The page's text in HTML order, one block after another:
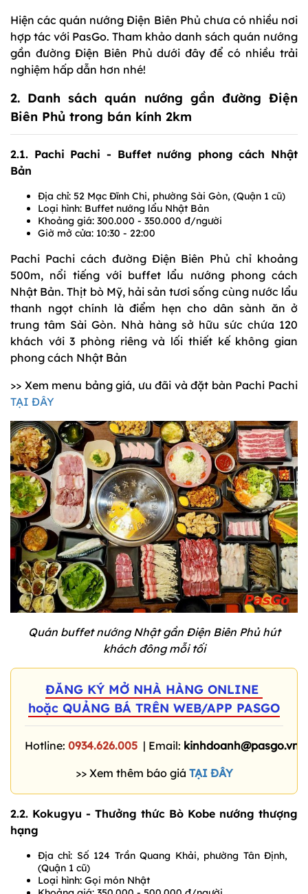
Hiện các quán nướng Điện Biên Phủ chưa có nhiều nơi
hợp tác với PasGo. Tham khảo danh sách quán nướng
gần đường Điện Biên Phủ dưới đây để có nhiều trải
nghiệm hấp dẫn hơn nhé!
2. Danh sách quán nướng gần đường Điện
Biên Phủ trong bán kính 2km
2.1. Pachi Pachi - Buffet nướng phong cách Nhật
Bản
Địa chỉ: 52 Mạc Đĩnh Chi, phường Sài Gòn, (Quận 1 cũ)
Loại hình: Buffet nướng lẩu Nhật Bản
Khoảng giá: 300.000 - 350.000 đ/người
Giờ mở cửa: 10:30 - 22:00
Pachi Pachi cách đường Điện Biên Phủ chỉ khoảng
500m, nổi tiếng với buffet lẩu nướng phong cách
Nhật Bản. Thịt bò Mỹ, hải sản tươi sống cùng nước lẩu
thanh ngọt chính là điểm hẹn cho dân sành ăn ở
trung tâm Sài Gòn. Nhà hàng sở hữu sức chứa 120
khách với 3 phòng riêng và lối thiết kế không gian
phong cách Nhật Bản
>> Xem menu bảng giá, ưu đãi và đặt bàn Pachi Pachi
TẠI ĐÂY
Quán buffet nướng Nhật gần Điện Biên Phủ hút
khách đông mỗi tối
ĐĂNG KÝ MỞ NHÀ HÀNG ONLINE
hoặc QUẢNG BÁ TRÊN WEB/APP PASGO
Hotline: 0934.626.005 | Email: kinhdoanh@pasgo.vn
>> Xem thêm báo giá TẠI ĐÂY
2.2. Kokugyu - Thưởng thức Bò Kobe nướng thượng
hạng
Địa chỉ: Số 124 Trần Quang Khải, phường Tân Định,
(Quận 1 cũ)
Loại hình: Gọi món Nhật